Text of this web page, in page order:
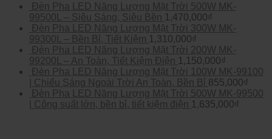
Đèn Pha LED Năng Lượng Mặt Trời 500W MK-
99500L – Siêu Sáng, Siêu Bền 1,470,000₫
Đèn Pha LED Năng Lượng Mặt Trời 300W MK-
99300L – Bền Bỉ, Tiết Kiệm 1,310,000₫
Đèn Pha LED Năng Lượng Mặt Trời 200W MK-
99200L – An Toàn, Tiết Kiệm Điện 1,150,000₫
Đèn Pha LED Năng Lượng Mặt Trời 100W MK-99100
| Chiếu Sáng Ngoài Trời An Toàn, Bền Bỉ 855,000₫
Đèn Pha LED Năng Lượng Mặt Trời 500W MK-99500
| Công suất lớn, bền bỉ, tiết kiệm điện 1,635,000₫